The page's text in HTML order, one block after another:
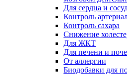
Для сердца и
Контроль
Контроль сахара
Снижение
Для ЖКТ
Для печени и
От аллергии
Биодобавки для